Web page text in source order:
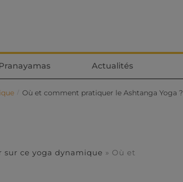
Actualités
Où et comment pratiquer le Ashtanga Yoga ?
sur ce yoga dynamique » Où et